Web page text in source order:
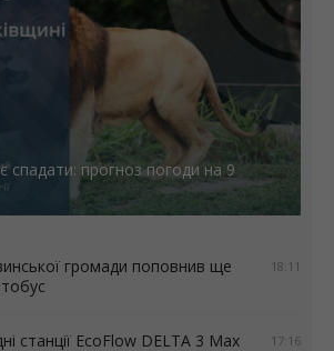
спадати: прогноз погоди на 9
18:11
громади поповнив ще
17:16
станції EcoFlow DELTA 3 Max